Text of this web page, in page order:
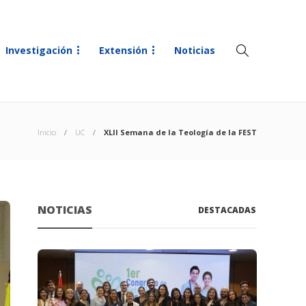
Investigación Extensión Noticias
Inicio UC XLII Semana de la Teología de la FEST
NOTICIAS DESTACADAS